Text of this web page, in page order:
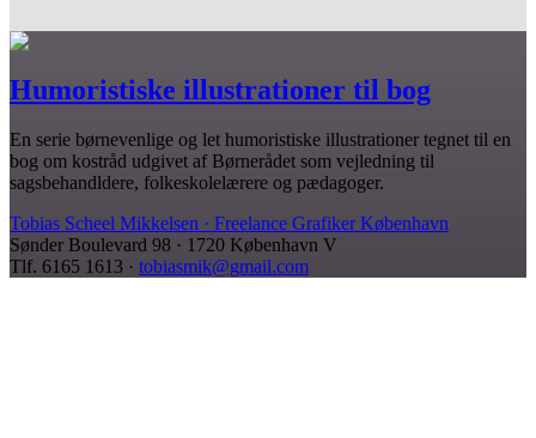
Humoristiske illustrationer til bog
En serie børnevenlige og let humoristiske illustrationer tegnet til en
bog om kostråd udgivet af Børnerådet som vejledning til
sagsbehandldere, folkeskolelærere og pædagoger.
Tobias Scheel Mikkelsen · Freelance Grafiker København
Sønder Boulevard 98 · 1720 København V
Tlf. 6165 1613 · tobiasmik@gmail.com